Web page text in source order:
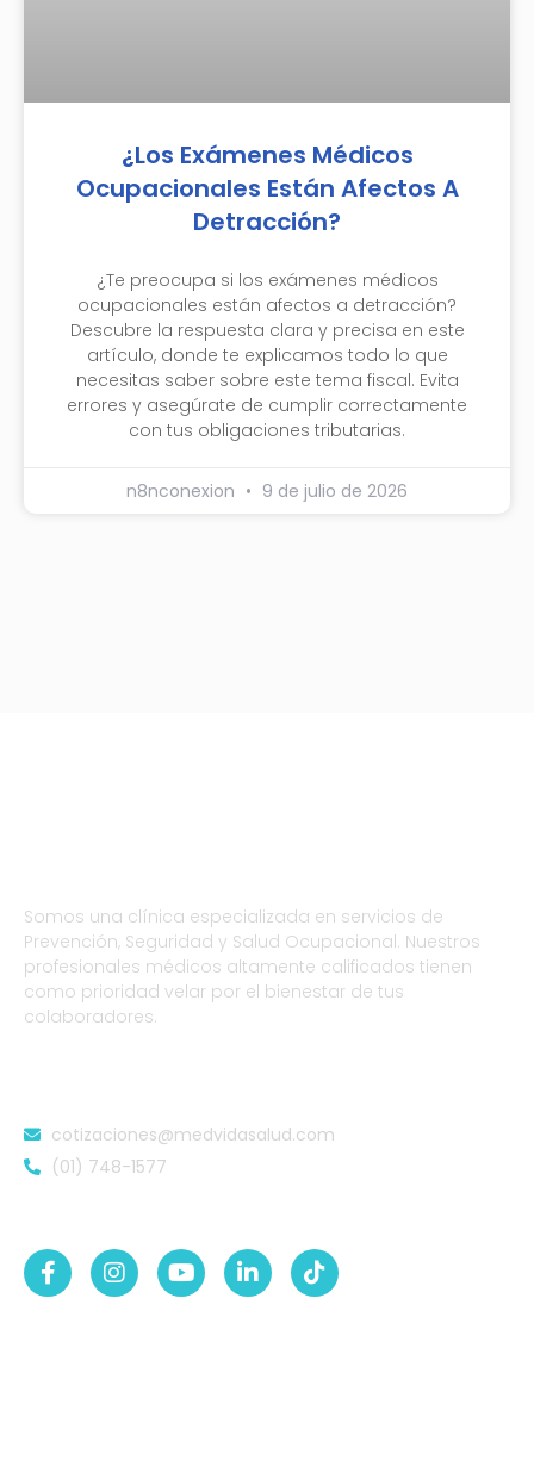
¿Los Exámenes Médicos
Ocupacionales Están Afectos A
Detracción?
¿Te preocupa si los exámenes médicos
ocupacionales están afectos a detracción?
Descubre la respuesta clara y precisa en este
artículo, donde te explicamos todo lo que
necesitas saber sobre este tema fiscal. Evita
errores y asegúrate de cumplir correctamente
con tus obligaciones tributarias.
n8nconexion 9 de julio de 2026
Somos una clínica especializada en servicios de
Prevención, Seguridad y Salud Ocupacional. Nuestros
profesionales médicos altamente calificados tienen
como prioridad velar por el bienestar de tus
colaboradores.
cotizaciones@medvidasalud.com
(01) 748-1577